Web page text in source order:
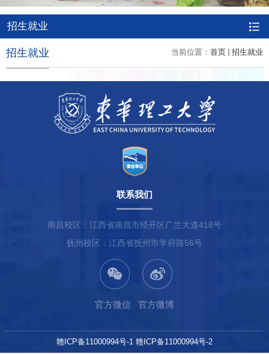
招生就业
当前位置： 首页 招生就业
招生就业
联系我们
南昌校区：江西省南昌市经开区广兰大道418号
抚州校区：江西省抚州市学府路56号
官方微信 官方微博
赣ICP备11000994号-1 赣ICP备11000994号-2